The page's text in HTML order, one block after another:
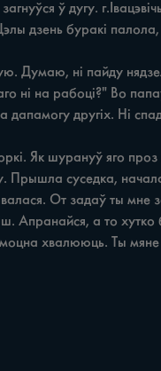
ў дугу.
ні на рабоці?" Во
хвалююць. Ты мяне